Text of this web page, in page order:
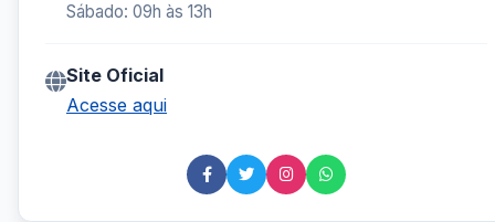
Sábado: 09h às 13h
Site Oficial
Acesse aqui